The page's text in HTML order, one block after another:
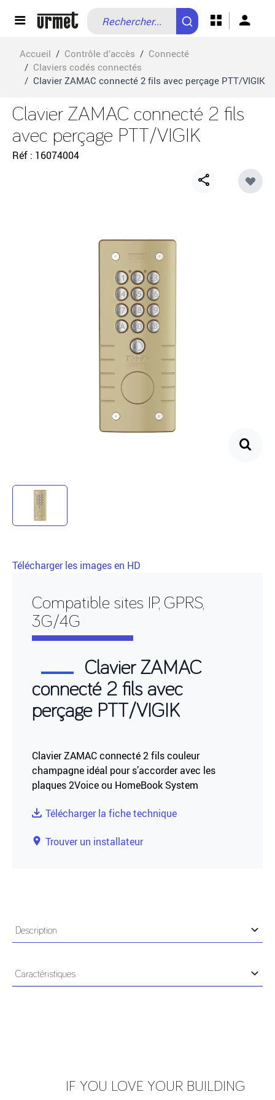
Accueil / Contrôle d’accès / Connecté
/ Claviers codés connectés
/ Clavier ZAMAC connecté 2 fils avec perçage PTT/VIGIK
Clavier ZAMAC connecté 2 fils
avec perçage PTT/VIGIK
Réf 16074004
Compatible sites IP, GPRS,
3G/4G
Clavier ZAMAC
connecté 2 fils avec
perçage PTT/VIGIK
Clavier ZAMAC connecté 2 fils couleur
champagne idéal pour s’accorder avec les
plaques 2Voice ou HomeBook System
Télécharger la fiche technique
Trouver un installateur
Télécharger les images en HD
Description
temps réel.
Il est compatible avec les sites IP, GPRS et 3G/4G.
Caractéristiques
IF YOU LOVE YOUR BUILDING